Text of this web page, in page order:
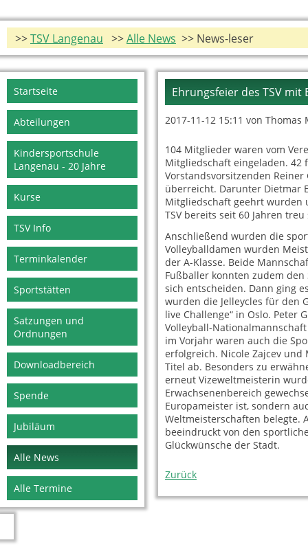
>>TSV Langenau >>Alle News >> News-leser
Ehrungsfeier des TSV
2017-11-12 15:11 von Thomas
104 Mitglieder waren vom
Mitgliedschaft eingeladen. 42
Vorstandsvorsitzenden
überreicht. Darunter Dietmar
Mitgliedschaft geehrt wurden
TSV bereits seit 60 Jahren
Anschließend wurden die
Volleyballdamen wurden
der A-Klasse. Beide
Fußballer konnten zudem
sich entscheiden. Dann ging
wurden die Jelleycles für den
live Challenge“ in Oslo. Peter
Volleyball-
im Vorjahr waren auch die
erfolgreich. Nicole Zajcev
Titel ab. Besonders zu
erneut Vizeweltmeisterin
Erwachsenenbereich
Europameister ist, sondern
Weltmeisterschaften belegte.
beeindruckt von den
Glückwünsche der Stadt.
Zurück
Navigation
überspringen
Startseite
Abteilungen
Kindersportschule
Langenau - 20 Jahre
Kurse
TSV Info
Terminkalender
Sportstätten
Satzungen und
Ordnungen
Downloadbereich
Spende
Jubiläum
Alle News
Alle Termine